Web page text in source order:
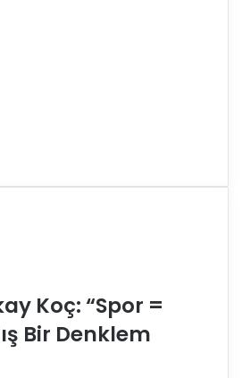
Koç: “Spor =
Bir Denklem